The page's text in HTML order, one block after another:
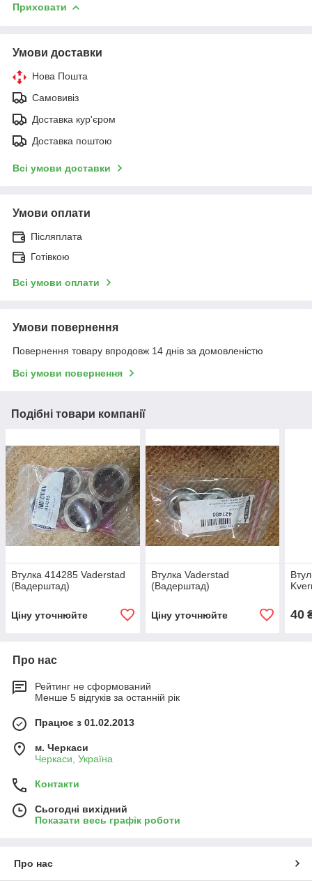
Приховати
Умови доставки
Нова Пошта
Самовивіз
Доставка кур'єром
Доставка поштою
Всі умови доставки
Умови оплати
Післяплата
Готівкою
Всі умови оплати
Умови повернення
Повернення товару впродовж 14 днів за домовленістю
Всі умови повернення
Подібні товари компанії
Втулка 414285 Vaderstad
(Вадерштад)
Ціну уточнюйте
Втулка Vaderstad
(Вадерштад)
Ціну уточнюйте 40
Про нас
Рейтинг не сформований
Менше 5 відгуків за останній рік
Працює з 01.02.2013
м. Черкаси
Черкаси, Україна
Контакти
Сьогодні вихідний
Показати весь графік роботи
Про нас